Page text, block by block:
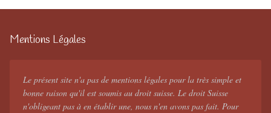
Mentions Légales
Le présent site n'a pas de mentions légales pour la très simple et
bonne raison qu'il est soumis au droit suisse. Le droit Suisse
n'obligeant pas à en établir une, nous n'en avons pas fait. Pour